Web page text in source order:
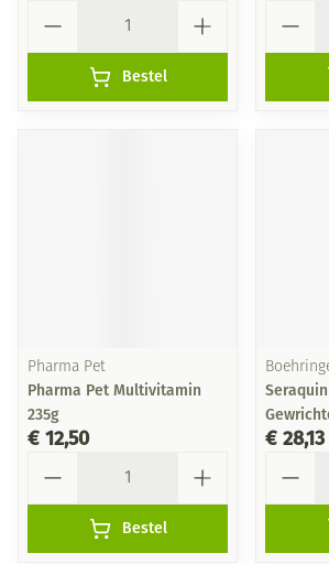
Bestel
Pharma Pet
Pharma Pet Multivitamin
235g
€ 12,50
Bestel
€ 28,13